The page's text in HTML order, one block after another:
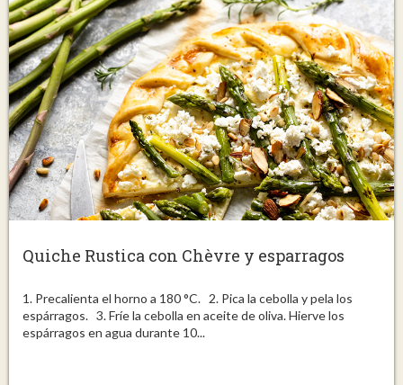
Quiche Rustica con Chèvre y esparragos
1. Precalienta el horno a 180 °C. 2. Pica la cebolla y pela los
espárragos. 3. Fríe la cebolla en aceite de oliva. Hierve los
espárragos en agua durante 10...